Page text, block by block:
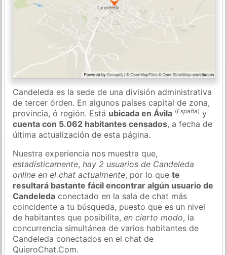
Candeleda es la sede de una división administrativa
de tercer órden. En algunos países capital de zona,
província, ó región. Está ubicada en Ávila (España) y
cuenta con 5.062 habitantes censados, a fecha de
última actualización de esta página.
Nuestra experiencia nos muestra que,
estadísticamente,hay 2 usuarios de Candeleda
online en el chat actualmente, por lo quete
resultará bastante fácil encontrar algún usuario de
Candeleda conectado en la sala de chat más
coincidente a tu búsqueda, puesto que es un nivel
de habitantes que posibilita,en cierto modo, la
concurrencia simultánea de varios habitantes de
Candeleda conectados en el chat de
QuieroChat.Com.